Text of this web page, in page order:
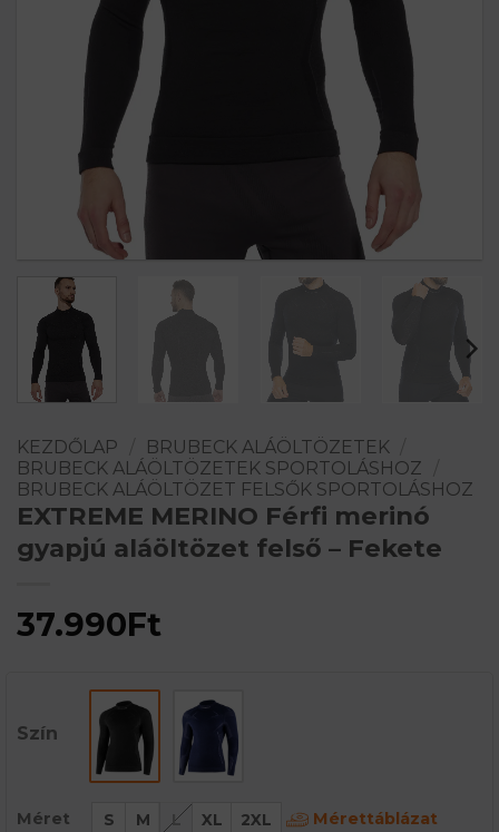
KEZDŐLAP BRUBECK ALÁÖLTÖZETEK
BRUBECK ALÁÖLTÖZETEK SPORTOLÁSHOZ
BRUBECK ALÁÖLTÖZET FELSŐK SPORTOLÁSHOZ
EXTREME MERINO Férfi merinó
gyapjú aláöltözet felső – Fekete
37.990Ft
Szín
Méret S M L XL 2XL Mérettáblázat